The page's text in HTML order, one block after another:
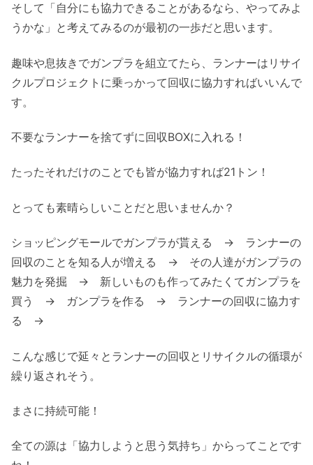
そして「自分にも協力できることがあるなら、やってみよ
うかな」と考えてみるのが最初の一歩だと思います。
趣味や息抜きでガンプラを組立てたら、ランナーはリサイ
クルプロジェクトに乗っかって回収に協力すればいいんで
す。
不要なランナーを捨てずに回収BOXに入れる！
たったそれだけのことでも皆が協力すれば21トン！
とっても素晴らしいことだと思いませんか？
ショッピングモールでガンプラが貰える → ランナーの
回収のことを知る人が増える → その人達がガンプラの
魅力を発掘 → 新しいものも作ってみたくてガンプラを
買う → ガンプラを作る → ランナーの回収に協力す
る →
こんな感じで延々とランナーの回収とリサイクルの循環が
繰り返されそう。
まさに持続可能！
全ての源は「協力しようと思う気持ち」からってことです